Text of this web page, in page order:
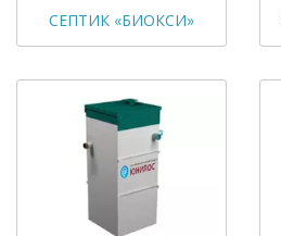
СЕПТИК «БИОКСИ»